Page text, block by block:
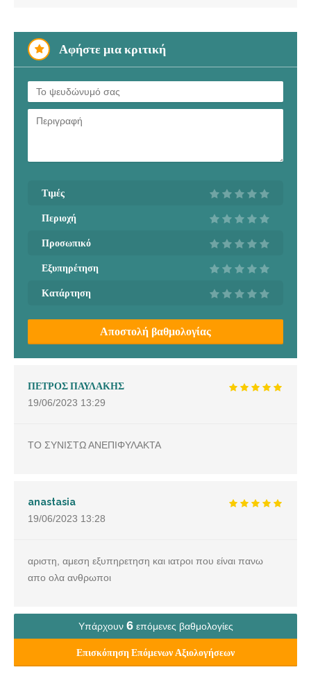
Αφήστε μια κριτική
Τιμές
Περιοχή
Προσωπικό
Εξυπηρέτηση
Κατάρτηση
Αποστολή βαθμολογίας
ΠΕΤΡΟΣ ΠΑΥΛΑΚΗΣ
19/06/2023 13:29
ΤΟ ΣΥΝΙΣΤΩ ΑΝΕΠΙΦΥΛΑΚΤΑ
anastasia
19/06/2023 13:28
αριστη, αμεση εξυπηρετηση και ιατροι που είναι πανω
απο ολα ανθρωποι
Υπάρχουν 6επόμενες βαθμολογίες
Επισκόπηση Επόμενων Αξιολογήσεων